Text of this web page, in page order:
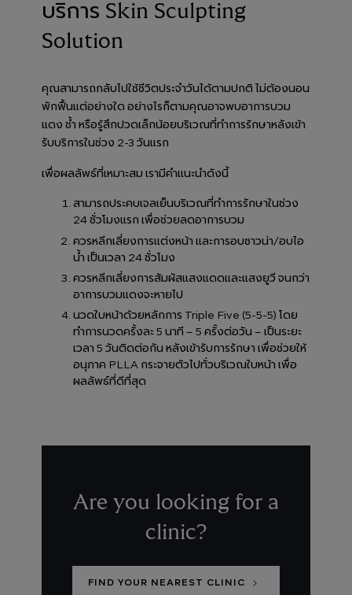
บริการ Skin Sculpting
Solution
คุณสามารถกลับไปใช้ชีวิตประจำวันได้ตามปกติ ไม่ต้องนอน
พักฟื้นแต่อย่างใด อย่างไรก็ตามคุณอาจพบอาการบวม
แดง ช้ำ หรือรู้สึกปวดเล็กน้อยบริเวณที่ทำการรักษาหลังเข้า
รับบริการในช่วง 2-3 วันแรก
เพื่อผลลัพธ์ที่เหมาะสม เรามีคำแนะนำดังนี้
สามารถประคบเจลเย็นบริเวณที่ทำการรักษาในช่วง
24 ชั่วโมงแรก เพื่อช่วยลดอาการบวม
ควรหลีกเลี่ยงการแต่งหน้า และการอบซาวน่า/อบไอ
น้ำ เป็นเวลา 24 ชั่วโมง
ควรหลีกเลี่ยงการสัมผัสแสงแดดและแสงยูวี จนกว่า
อาการบวมแดงจะหายไป
นวดใบหน้าด้วยหลักการ Triple Five (5-5-5) โดย
ทำการนวดครั้งละ 5 นาที – 5 ครั้งต่อวัน – เป็นระยะ
เวลา 5 วันติดต่อกัน หลังเข้ารับการรักษา เพื่อช่วยให้
อนุภาค PLLA กระจายตัวไปทั่วบริเวณใบหน้า เพื่อ
ผลลัพธ์ที่ดีที่สุด
Are you looking for a
clinic?
FIND YOUR NEAREST CLINIC